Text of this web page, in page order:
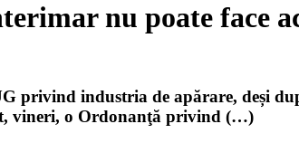
nu poate face
privind industria de apărare, deși
vineri, o Ordonanţă privind (…)